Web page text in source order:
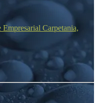
Carpetania,